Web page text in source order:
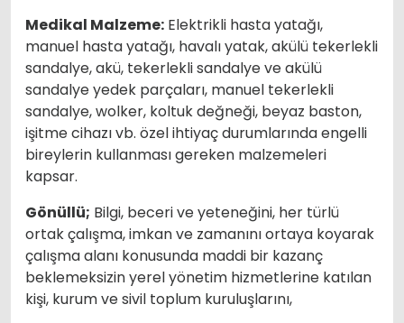
Medikal Malzeme: Elektrikli hasta yatağı,
manuel hasta yatağı, havalı yatak, akülü tekerlekli
sandalye, akü, tekerlekli sandalye ve akülü
sandalye yedek parçaları, manuel tekerlekli
sandalye, wolker, koltuk değneği, beyaz baston,
işitme cihazı vb. özel ihtiyaç durumlarında engelli
bireylerin kullanması gereken malzemeleri
kapsar.
Gönüllü; Bilgi, beceri ve yeteneğini, her türlü
ortak çalışma, imkan ve zamanını ortaya koyarak
çalışma alanı konusunda maddi bir kazanç
beklemeksizin yerel yönetim hizmetlerine katılan
kişi, kurum ve sivil toplum kuruluşlarını,